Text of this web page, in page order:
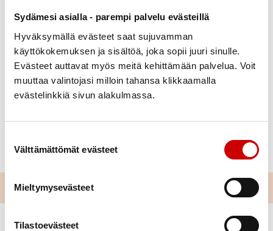
Sydämesi asialla - parempi palvelu evästeillä
Hyväksymällä evästeet saat sujuvamman
käyttökokemuksen ja sisältöä, joka sopii juuri sinulle.
Evästeet auttavat myös meitä kehittämään palvelua. Voit
muuttaa valintojasi milloin tahansa klikkaamalla
evästelinkkiä sivun alakulmassa.
Välttämättömät evästeet
Mieltymysevästeet
Tilastoevästeet
ANNIKKI PUTTONEN
Julkaistu 3.3.2022
Jaa Whatsapp
Jaa Facebook
Jaa TwitterJaa Linkedin
Jaa EmailJaa Print
10.3.2022 Jumpan ohjaajana Piritta Mäntyjärvi.